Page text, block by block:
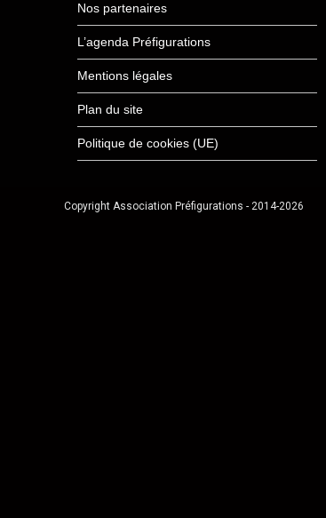
Nos partenaires
L’agenda Préfigurations
Mentions légales
Plan du site
Politique de cookies (UE)
Copyright Association Préfigurations - 2014-2026